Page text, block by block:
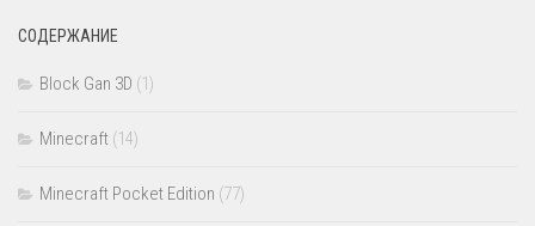
СОДЕРЖАНИЕ
Block Gan 3D (1)
Minecraft (14)
Minecraft Pocket Edition (77)